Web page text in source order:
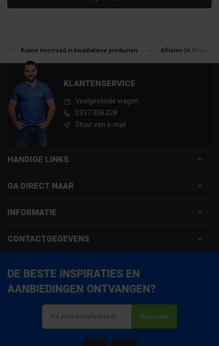
Ruime voorraad in kwalitatieve producten Afhalen (in Rhenen)
KLANTENSERVICE
Veelgestelde vragen
0317 358 228
Stuur een e-mail
HANDIGE LINKS
GA DIRECT NAAR
INFORMATIE
CONTACTGEGEVENS
DE BESTE INSPIRATIES EN
AANBIEDINGEN ONTVANGEN?
Abonneer